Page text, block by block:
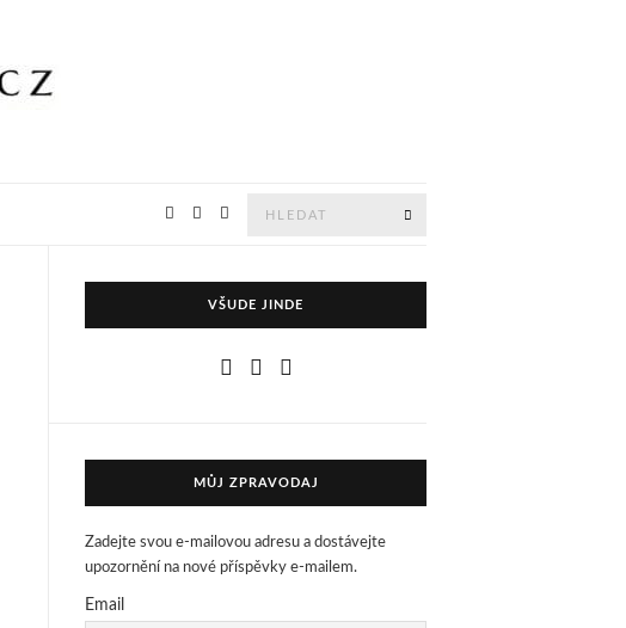
VŠUDE JINDE
MŮJ ZPRAVODAJ
Zadejte svou e-mailovou adresu a dostávejte
upozornění na nové příspěvky e-mailem.
Email